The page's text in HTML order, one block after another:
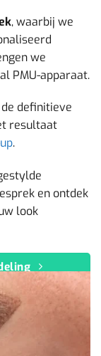
, waarbij we
we
PMU-apparaat.
definitieve
resultaat
.
en ontdek
look